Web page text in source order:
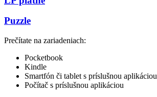
Puzzle
Prečítate na zariadeniach:
Pocketbook
Kindle
Smartfón či tablet s príslušnou aplikáciou
Počítač s príslušnou aplikáciou